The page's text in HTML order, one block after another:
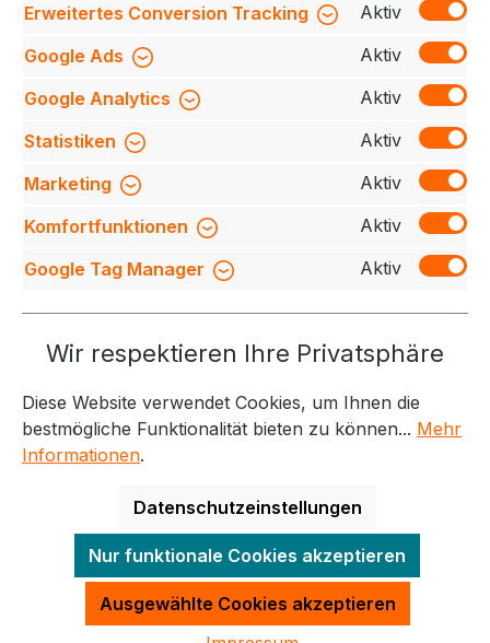
Beschreibung
Tanktop aus angenehmer
Baumwollqualität mit Stretch für eine optimale
Passform. Eng anliegendes Modell für einen
schicken Lo…Mehr
Bewertungen
Service-Hotline
Weitere Themen
Informationen Kontakt
Alle Preise exkl. gesetzl. Mehrwertsteuer zzgl.
Versandkostenund ggf. Nachnahmegebühren, wenn
nicht anders angegeben.
Erweitertes Conversion Tracking
Aktiv
Google Ads
Aktiv
Google Analytics
Aktiv
Statistiken
Aktiv
Marketing
Aktiv
Komfortfunktionen
Aktiv
Google Tag Manager
Aktiv
Wir respektieren Ihre Privatsphäre
Diese Website verwendet Cookies, um Ihnen die
bestmögliche Funktionalität bieten zu können... Mehr
Informationen.
Datenschutzeinstellungen
Nur funktionale Cookies akzeptieren
Ausgewählte Cookies akzeptieren